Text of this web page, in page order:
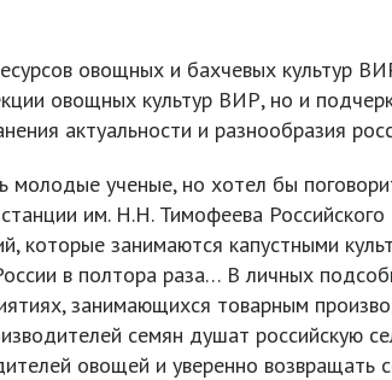
овощных и бахчевых культур
овощных культур ВИР, но и
актуальности и разнообразия
молодые ученые, но хотел бы
им. Н.Н. Тимофеева
которые занимаются капустными
в полтора раза… В личных
занимающихся товарным
семян душат
овощей и уверенно